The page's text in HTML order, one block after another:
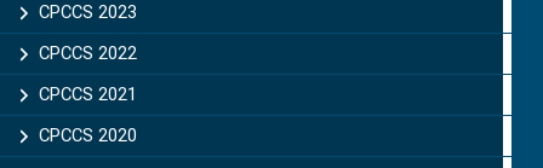
CPCCS 2023
CPCCS 2022
CPCCS 2021
CPCCS 2020